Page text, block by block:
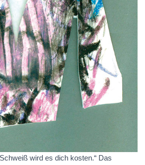
wird es dich kosten.“ Das